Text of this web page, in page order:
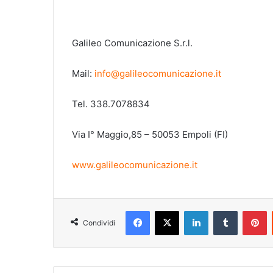
Galileo Comunicazione S.r.l.
Mail: info@galileocomunicazione.it
Tel. 338.7078834
Via I° Maggio,85 – 50053 Empoli (FI)
www.galileocomunicazione.it
Condividi